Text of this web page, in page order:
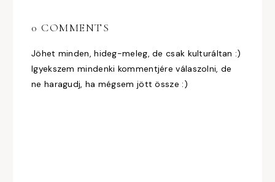
0 COMMENTS
Jöhet minden, hideg-meleg, de csak kulturáltan :)
Igyekszem mindenki kommentjére válaszolni, de
ne haragudj, ha mégsem jött össze :)